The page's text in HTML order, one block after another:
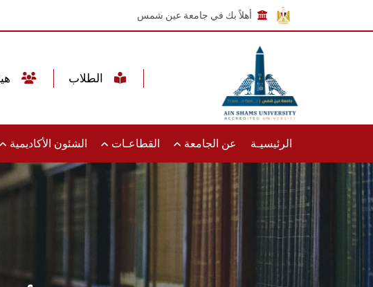
أهلاً بك في جامعة عين شمس
الرئيسيـة عن الجامعة القطاعـات الشئون الأكاديمية